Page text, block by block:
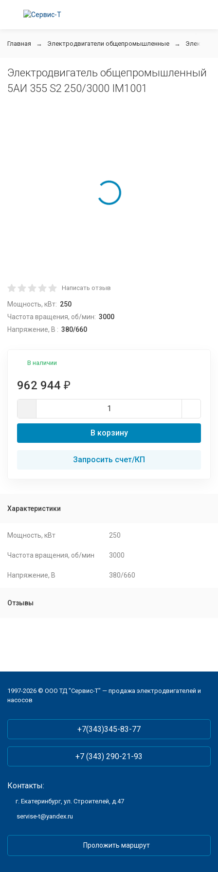
Главная Электродвигатели общепромышленные
Электродвигатель общепромышленный
5АИ 355 S2 250/3000 IM1001
Написать отзыв
Мощность, кВт: 250
Частота вращения, об/мин: 3000
Напряжение, В : 380/660
В наличии
962 944 ₽
В корзину
Запросить счет/КП
Характеристики
Мощность, кВт 250
Частота вращения, об/мин 3000
Напряжение, В 380/660
Отзывы
1997-2026 © ООО ТД "Сервис-Т" — продажа электродвигателей и
насосов
+7(343)345-83-77
+7 (343) 290-21-93
Контакты:
г. Екатеринбург, ул. Строителей, д.47
servise-t@yandex.ru
Проложить маршрут